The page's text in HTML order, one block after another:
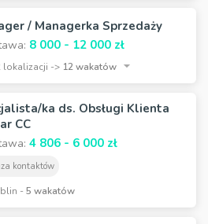
/ Managerka Sprzedaży
8 000 - 12 000 zł
lokalizacji -> 12 wakatów
ka ds. Obsługi Klienta
CC
4 806 - 6 000 zł
kontaktów
-5 wakatów